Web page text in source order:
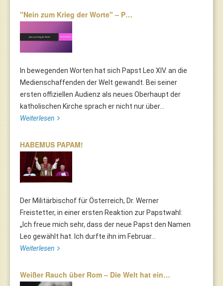
"Nein zum Krieg der Worte" – P…
In bewegenden Worten hat sich Papst Leo XIV. an die
Medienschaffenden der Welt gewandt. Bei seiner
ersten offiziellen Audienz als neues Oberhaupt der
katholischen Kirche sprach er nicht nur über...
Weiterlesen
HABEMUS PAPAM!
Der Militärbischof für Österreich, Dr. Werner
Freistetter, in einer ersten Reaktion zur Papstwahl:
„Ich freue mich sehr, dass der neue Papst den Namen
Leo gewählt hat. Ich durfte ihn im Februar...
Weiterlesen
Weißer Rauch über Rom – Die Welt hat ein…